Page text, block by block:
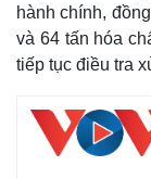
Thế giới
Quan sát
hành chính,
và 64 tấn hóa
tiếp tục điều tra